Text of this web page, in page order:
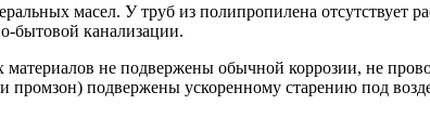
масел. У труб из полипропилена отсутствует
бытовой канализации.
не подвержены обычной коррозии, не
промзон) подвержены ускоренному старению под